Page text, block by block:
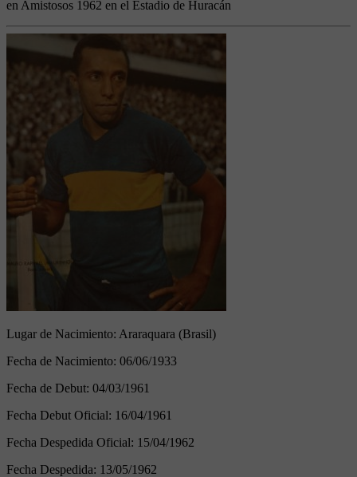
en Amistosos 1962 en el Estadio de Huracán
Lugar de Nacimiento: Araraquara (Brasil)
Fecha de Nacimiento: 06/06/1933
Fecha de Debut: 04/03/1961
Fecha Debut Oficial: 16/04/1961
Fecha Despedida Oficial: 15/04/1962
Fecha Despedida: 13/05/1962